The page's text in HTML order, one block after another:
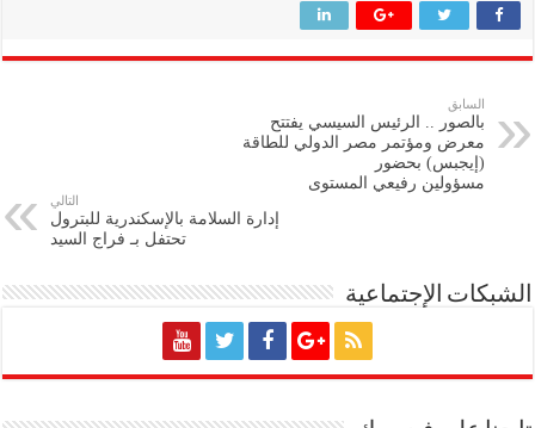
السابق
بالصور .. الرئيس السيسي يفتتح
معرض ومؤتمر مصر الدولي للطاقة
(إيجبس) بحضور
مسؤولين رفيعي المستوى
التالي
إدارة السلامة بالإسكندرية للبترول
تحتفل بـ فراج السيد
الشبكات الإجتماعية